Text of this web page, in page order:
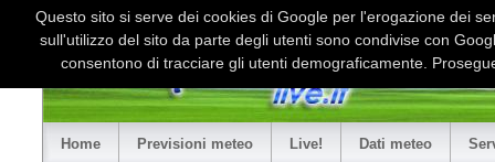
Home Previsioni meteo Live! Dati meteo
Questo sito si serve dei cookies di Google per l'erogazione dei
sull'utilizzo del sito da parte degli utenti sono condivise con
consentono di tracciare gli utenti demograficamente.